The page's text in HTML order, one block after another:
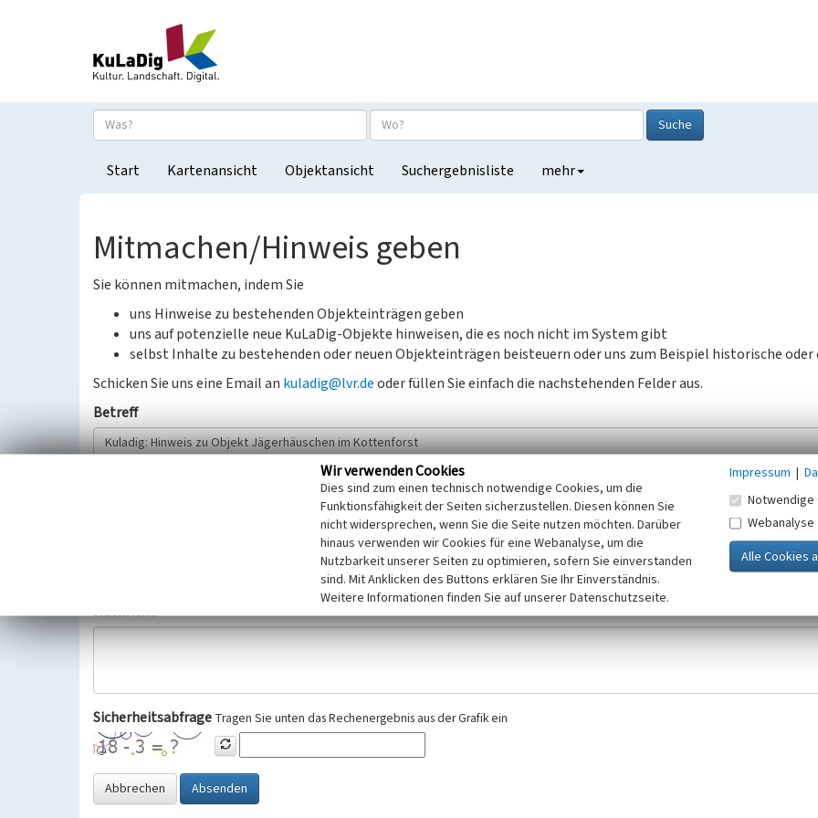
Suche
Start Kartenansicht Objektansicht Suchergebnisliste mehr
Mitmachen/Hinweis geben
Sie können mitmachen, indem Sie
uns Hinweise zu bestehenden Objekteinträgen geben
uns auf potenzielle neue KuLaDig-Objekte hinweisen, die es noch nicht im System gibt
selbst Inhalte zu bestehenden oder neuen Objekteinträgen beisteuern oder uns zum Beispiel historische oder
Schicken Sie uns eine Email an kuladig@lvr.deoder füllen Sie einfach die nachstehenden Felder aus.
Betreff
Wir bitten Sie um freiwillige Angabe Ihres Namens und Ihrer E-Mail-Adresse. Ihre Angaben werden ausschließlich im Rahmen der KuLaDig-
Selbstverständlich werden diese entsprechend der Vorschriften des Telemediengesetzes, des Datenschutzgesetzes NRW und der seit
Datenschutzgrundverordnung (EU-DSGVO) vertraulich behandelt, beachten Sie bitte unsere Hinweise zumDatenschutz
Nachricht
Sicherheitsabfrage Tragen Sie unten das Rechenergebnis aus der Grafik ein
Abbrechen Absenden
Wir verwenden Cookies
Dies sind zum einen technisch notwendige Cookies, um die
Funktionsfähigkeit der Seiten sicherzustellen. Diesen können Sie
nicht widersprechen, wenn Sie die Seite nutzen möchten. Darüber
hinaus verwenden wir Cookies für eine Webanalyse, um die
Nutzbarkeit unserer Seiten zu optimieren, sofern Sie einverstanden
sind. Mit Anklicken des Buttons erklären Sie Ihr Einverständnis.
Weitere Informationen finden Sie auf unserer Datenschutzseite.
Impressum |
Notwendige
Webanalyse